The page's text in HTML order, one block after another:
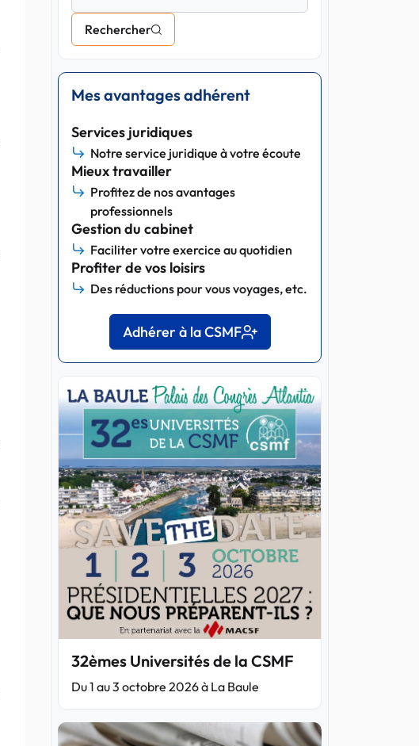
Rechercher
Mes avantages adhérent
Services juridiques
Notre service juridique à votre écoute
Mieux travailler
Profitez de nos avantages
professionnels
Gestion du cabinet
Faciliter votre exercice au quotidien
Profiter de vos loisirs
Des réductions pour vous voyages, etc.
Adhérer à la CSMF
32èmes Universités de la CSMF
Du 1 au 3 octobre 2026 à La Baule